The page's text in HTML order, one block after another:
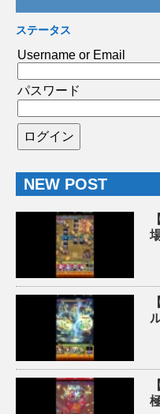
ステータス
Username or Email
パスワード
NEW POST